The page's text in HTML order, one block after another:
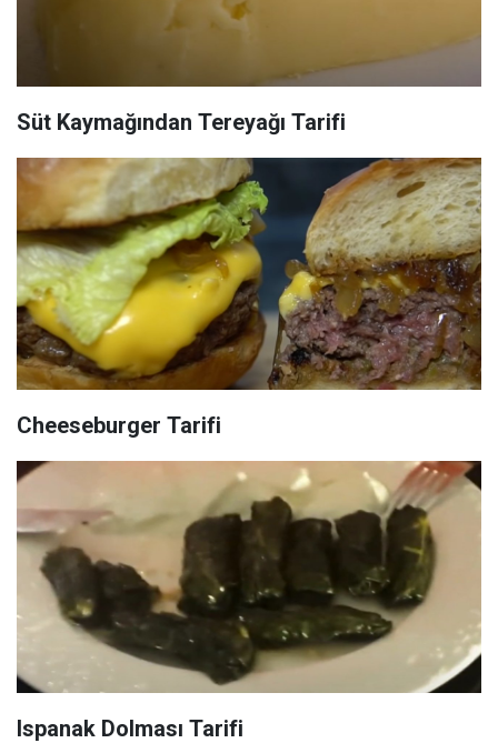
Süt Kaymağından Tereyağı Tarifi
Cheeseburger Tarifi
Ispanak Dolması Tarifi